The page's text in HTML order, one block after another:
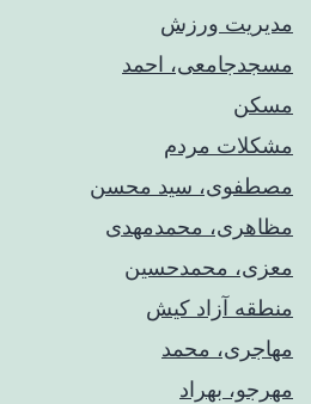
مدیریت ورزش
مسجدجامعی، احمد
مسکن
مشکلات مردم
مصطفوی، سید محسن
مظاهری، محمدمهدی
معزی، محمدحسین
منطقه آزاد کیش
مهاجری، محمد
مهرجو، بهراد